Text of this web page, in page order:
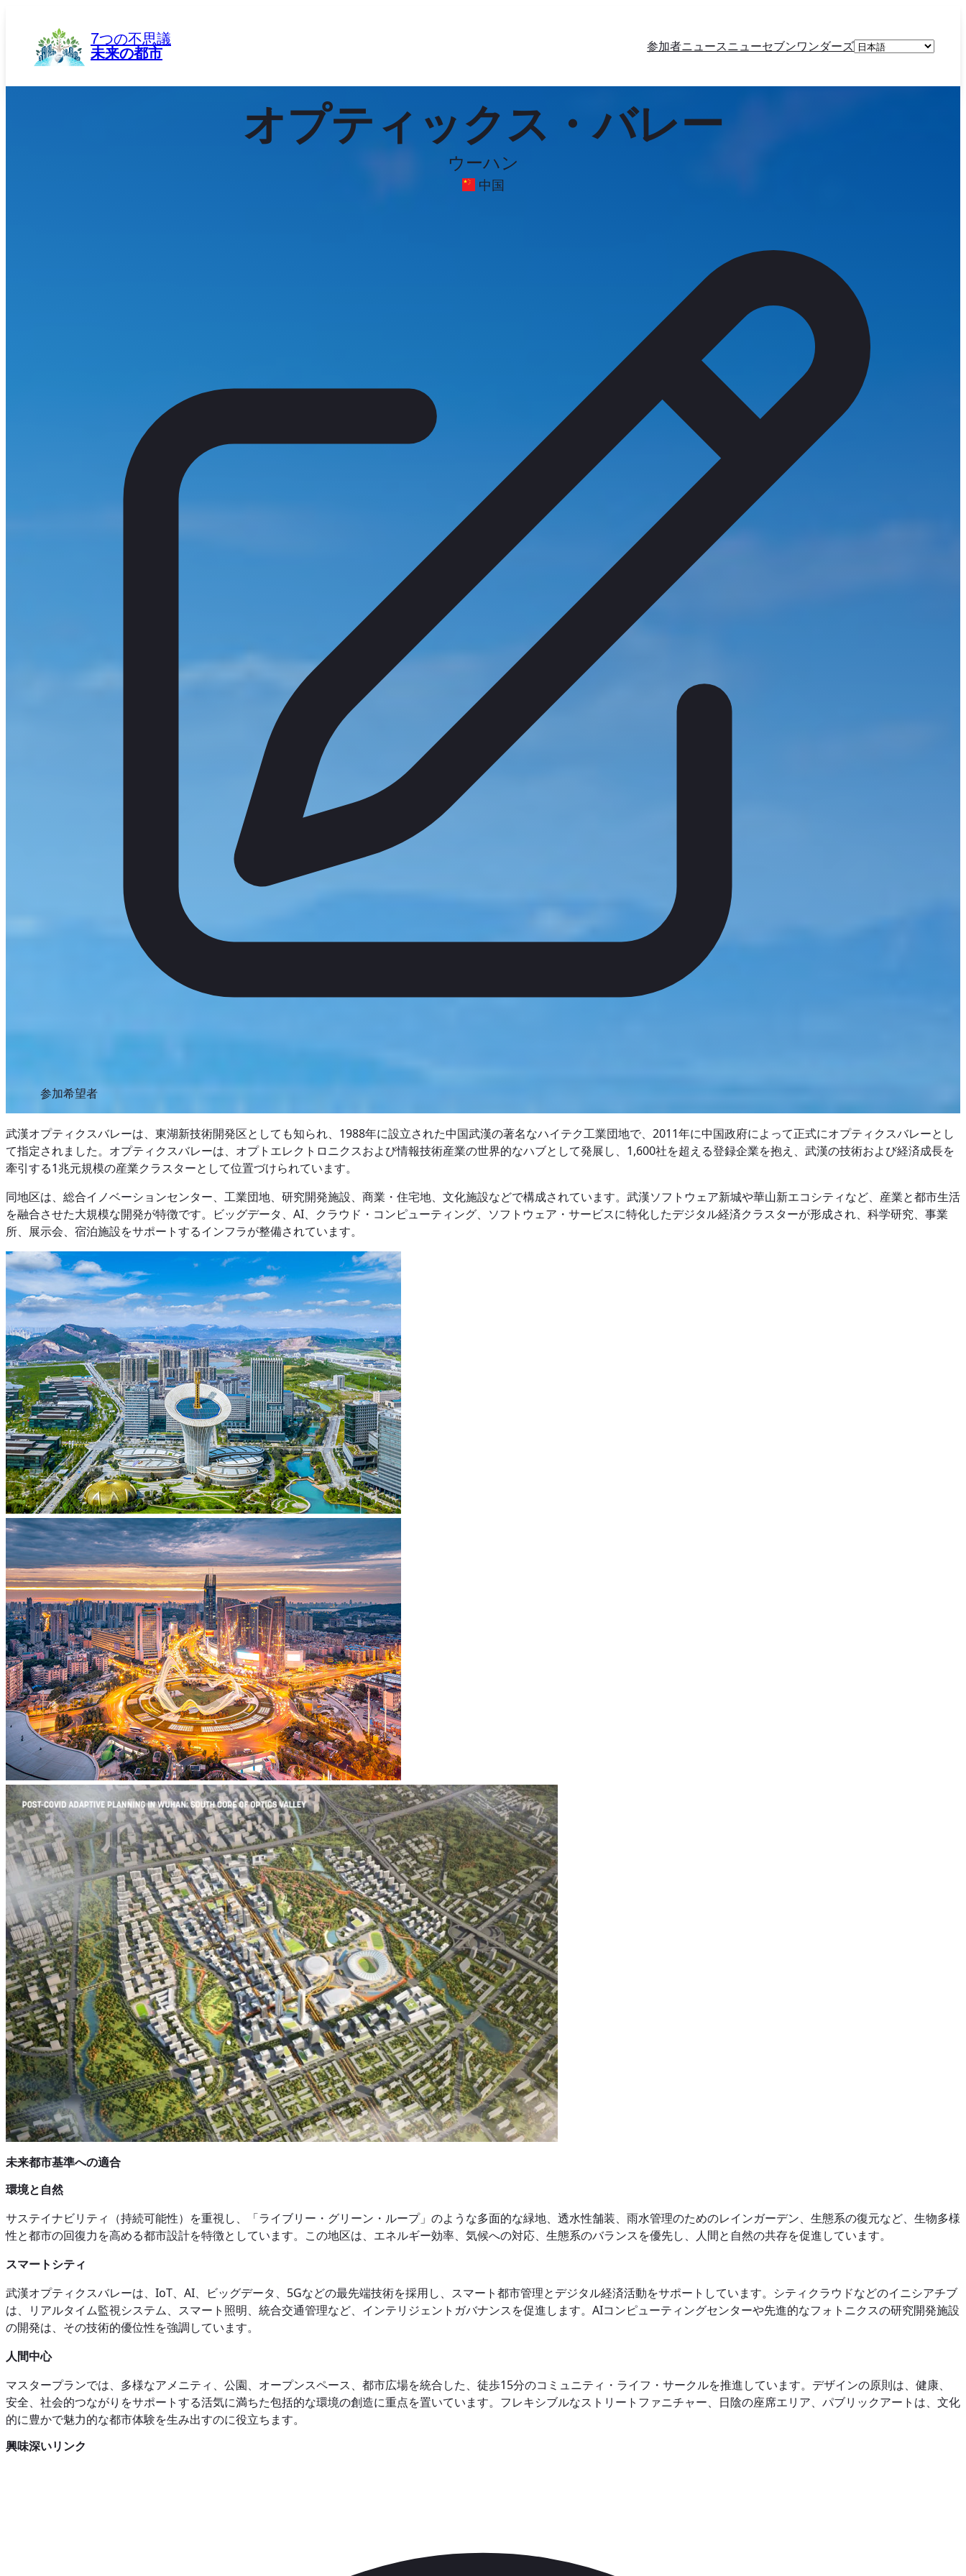
キ
7つの不思議
未来の都市
参加者ニュースニューセブンワンダーズ言
オプティックス・バレー
ウーハン
中国
参加希望者
武漢オプティクスバレーは、東湖新技術開発区としても知られ、1988年に設立された中国武漢の著名なハイテク工業団地で、2011年に中国政府によって正式にオプティクスバレーとし
て指定されました。オプティクスバレーは、オプトエレクトロニクスおよび情報技術産業の世界的なハブとして発展し、1,600社を超える登録企業を抱え、武漢の技術および経済成長を
牽引する1兆元規模の産業クラスターとして位置づけられています。
同地区は、総合イノベーションセンター、工業団地、研究開発施設、商業・住宅地、文化施設などで構成されています。武漢ソフトウェア新城や華山新エコシティなど、産業と都市生活
を融合させた大規模な開発が特徴です。ビッグデータ、AI、クラウド・コンピューティング、ソフトウェア・サービスに特化したデジタル経済クラスターが形成され、科学研究、事業
所、展示会、宿泊施設をサポートするインフラが整備されています。
未来都市基準への適合
環境と自然
サステイナビリティ（持続可能性）を重視し、「ライブリー・グリーン・ループ」のような多面的な緑地、透水性舗装、雨水管理のためのレインガーデン、生態系の復元など、生物多様
性と都市の回復力を高める都市設計を特徴としています。この地区は、エネルギー効率、気候への対応、生態系のバランスを優先し、人間と自然の共存を促進しています。
スマートシティ
武漢オプティクスバレーは、IoT、AI、ビッグデータ、5Gなどの最先端技術を採用し、スマート都市管理とデジタル経済活動をサポートしています。シティクラウドなどのイニシアチブ
は、リアルタイム監視システム、スマート照明、統合交通管理など、インテリジェントガバナンスを促進します。AIコンピューティングセンターや先進的なフォトニクスの研究開発施設
の開発は、その技術的優位性を強調しています。
人間中心
マスタープランでは、多様なアメニティ、公園、オープンスペース、都市広場を統合した、徒歩15分のコミュニティ・ライフ・サークルを推進しています。デザインの原則は、健康、
安全、社会的つながりをサポートする活気に満ちた包括的な環境の創造に重点を置いています。フレキシブルなストリートファニチャー、日陰の座席エリア、パブリックアートは、文化
的に豊かで魅力的な都市体験を生み出すのに役立ちます。
興味深いリンク